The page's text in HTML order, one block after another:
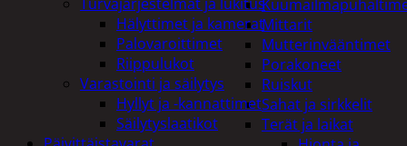
Mittarit
Mutterinvääntimet
Porakoneet
Ruiskut
Sahat ja sirkkelit
Terät ja laikat
Hälyttimet ja kamerat
Palovaroittimet
Riippulukot
Varastointi ja säilytys
Hyllyt ja -kannattimet
Säilytyslaatikot